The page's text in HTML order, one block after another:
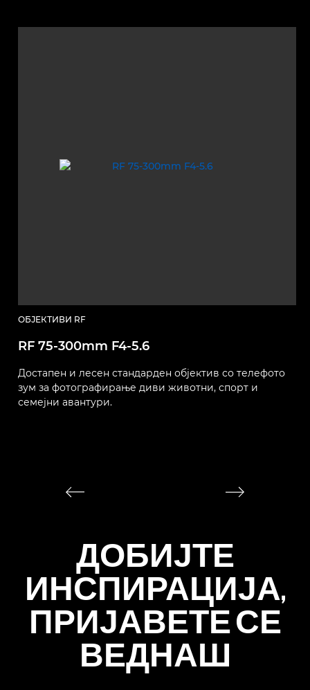
ОБЈЕКТИВИ RF
RF 75-300mm F4-5.6
Достапен и лесен стандарден објектив со телефото
зум за фотографирање диви животни, спорт и
семејни авантури.
ДОБИЈТЕ
ИНСПИРАЦИЈА,
ПРИЈАВЕТЕ СЕ
ВЕДНАШ